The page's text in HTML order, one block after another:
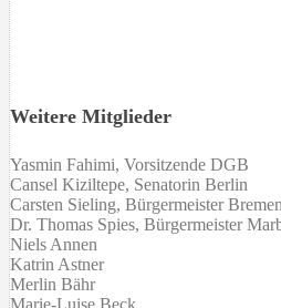
Weitere Mitglieder
Yasmin Fahimi, Vorsitzende DGB
Cansel Kiziltepe, Senatorin Berlin
Carsten Sieling, Bürgermeister
Dr. Thomas Spies, Bürgermeister
Niels Annen
Katrin Astner
Merlin Bähr
Marie-Luise Beck